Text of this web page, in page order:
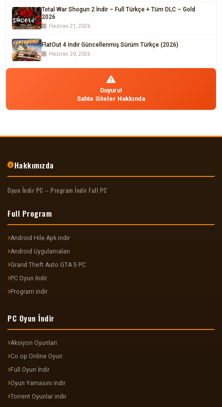
Total War Shogun 2 İndir – Full Türkçe + Tüm DLC – Gold
2026
Haziran 21, 2026
FlatOut 4 Indir Güncellenmiş Sürüm Türkçe (2026)
Haziran 20, 2026
Duyuru!
Sahte Siteler Hakkında
Hakkımızda
Oyun İndir PC – Program İndir Full PC
Full Program
Android Hile Apk indir
Android Uygulamaları
Grand Theft Auto GTA 5 PC
PC Oyun İndir
Program indir
PC Oyun İndir
Aksiyon Oyunlari
Co op Online Oyun
Full Oyun İndir
Oyun Yamasını indir
Torrent Oyunlar indir